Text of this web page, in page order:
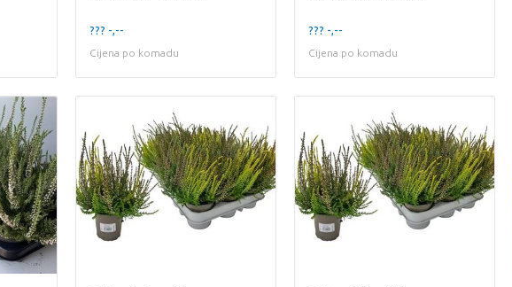
??? -,--
Cijena po komadu
??? -,--
Cijena po komadu